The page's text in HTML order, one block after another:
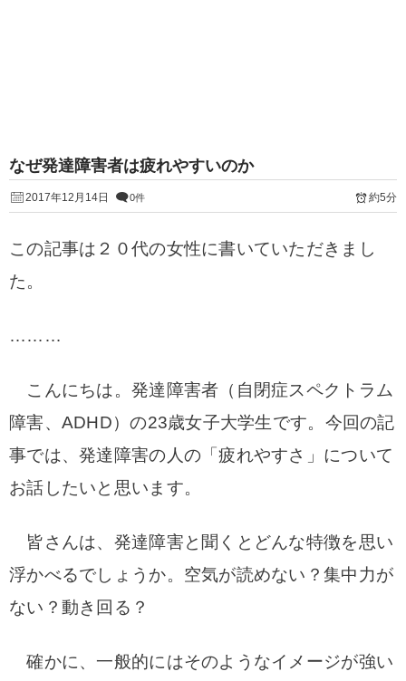
なぜ発達障害者は疲れやすいのか
2017年12月14日 0件 約5分
この記事は２０代の女性に書いていただきまし
た。
………
こんにちは。発達障害者（自閉症スペクトラム
障害、ADHD）の23歳女子大学生です。 今回の記
事では、発達障害の人の「疲れやすさ」について
お話したいと思います。
皆さんは、発達障害と聞くとどんな特徴を思い
浮かべるでしょうか。 空気が読めない？集中力が
ない？動き回る？
確かに、一般的にはそのようなイメージが強い